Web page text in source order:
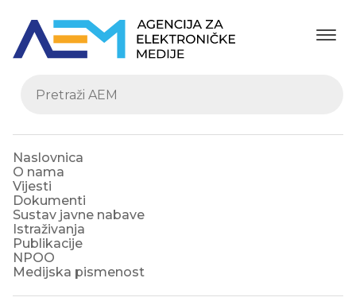
Naslovnica
O nama
Vijesti
Dokumenti
Sustav javne nabave
Istraživanja
Publikacije
NPOO
Medijska pismenost